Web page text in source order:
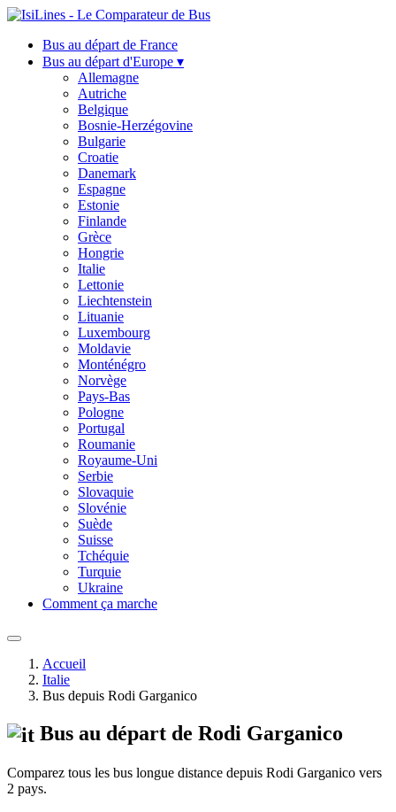
Bus au départ de France
Bus au départ d'Europe ▾
Allemagne
Autriche
Belgique
Bosnie-Herzégovine
Bulgarie
Croatie
Danemark
Espagne
Estonie
Finlande
Grèce
Hongrie
Italie
Lettonie
Liechtenstein
Lituanie
Luxembourg
Moldavie
Monténégro
Norvège
Pays-Bas
Pologne
Portugal
Roumanie
Royaume-Uni
Serbie
Slovaquie
Slovénie
Suède
Suisse
Tchéquie
Turquie
Ukraine
Comment ça marche
Accueil
Italie
Bus depuis Rodi Garganico
Bus au départ de Rodi Garganico
Comparez tous les bus longue distance depuis Rodi Garganico vers
2 pays.